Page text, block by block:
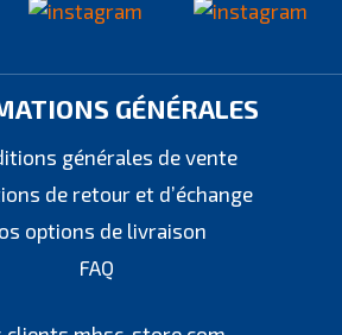
GÉNÉRALES
générales de vente
de retour et d’échange
options de livraison
FAQ